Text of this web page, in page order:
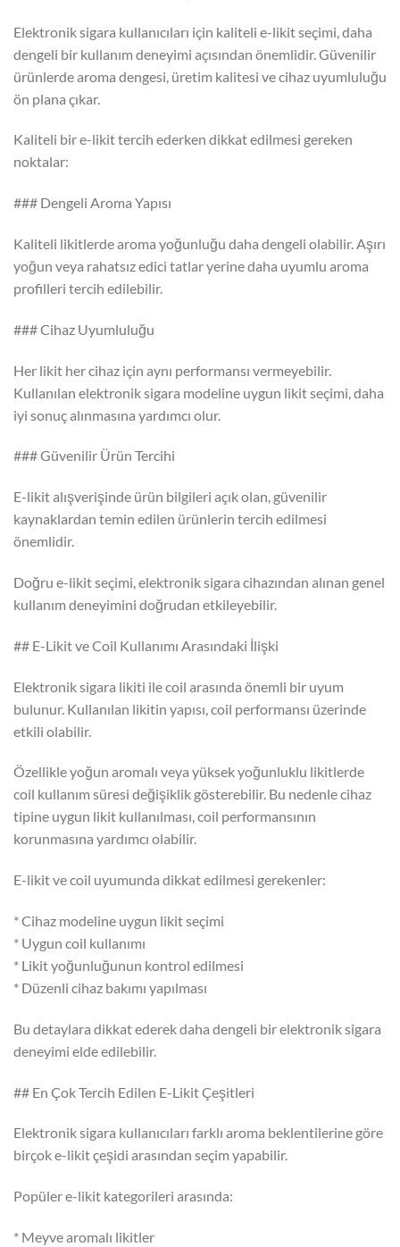
Elektronik sigara kullanıcıları için kaliteli e-likit seçimi, daha
dengeli bir kullanım deneyimi açısından önemlidir. Güvenilir
ürünlerde aroma dengesi, üretim kalitesi ve cihaz uyumluluğu
ön plana çıkar.
Kaliteli bir e-likit tercih ederken dikkat edilmesi gereken
noktalar:
### Dengeli Aroma Yapısı
Kaliteli likitlerde aroma yoğunluğu daha dengeli olabilir. Aşırı
yoğun veya rahatsız edici tatlar yerine daha uyumlu aroma
profilleri tercih edilebilir.
### Cihaz Uyumluluğu
Her likit her cihaz için aynı performansı vermeyebilir.
Kullanılan elektronik sigara modeline uygun likit seçimi, daha
iyi sonuç alınmasına yardımcı olur.
### Güvenilir Ürün Tercihi
E-likit alışverişinde ürün bilgileri açık olan, güvenilir
kaynaklardan temin edilen ürünlerin tercih edilmesi
önemlidir.
Doğru e-likit seçimi, elektronik sigara cihazından alınan genel
kullanım deneyimini doğrudan etkileyebilir.
## E-Likit ve Coil Kullanımı Arasındaki İlişki
Elektronik sigara likiti ile coil arasında önemli bir uyum
bulunur. Kullanılan likitin yapısı, coil performansı üzerinde
etkili olabilir.
Özellikle yoğun aromalı veya yüksek yoğunluklu likitlerde
coil kullanım süresi değişiklik gösterebilir. Bu nedenle cihaz
tipine uygun likit kullanılması, coil performansının
korunmasına yardımcı olabilir.
E-likit ve coil uyumunda dikkat edilmesi gerekenler:
* Cihaz modeline uygun likit seçimi
* Uygun coil kullanımı
* Likit yoğunluğunun kontrol edilmesi
* Düzenli cihaz bakımı yapılması
Bu detaylara dikkat ederek daha dengeli bir elektronik sigara
deneyimi elde edilebilir.
## En Çok Tercih Edilen E-Likit Çeşitleri
Elektronik sigara kullanıcıları farklı aroma beklentilerine göre
birçok e-likit çeşidi arasından seçim yapabilir.
Popüler e-likit kategorileri arasında:
* Meyve aromalı likitler